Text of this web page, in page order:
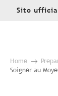
AllerSito
Home
Soigner au